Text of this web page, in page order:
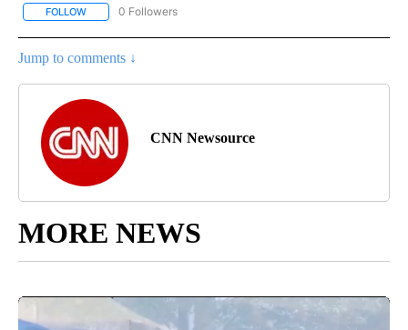
FOLLOW FOLLOW "CNN-SPANISH" TO RECEIVE NOTIFICATIONS ABOUT
0 Followers
Jump to comments ↓
CNN Newsource
MORE NEWS